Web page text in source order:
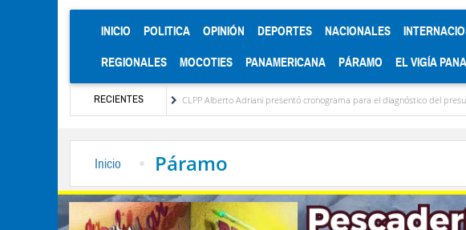
INICIO (CURRENT)
POLITICA OPINIÓN DEPORTES NACIONALES
REGIONALES MOCOTIES PANAMERICANA PÁRAMO EL VIGÍA
RECIENTES
por Nair Dávila Rivas CLPP Alberto Adriani presentó cronograma para el diagnóstico del presupuesto
Inicio Páramo